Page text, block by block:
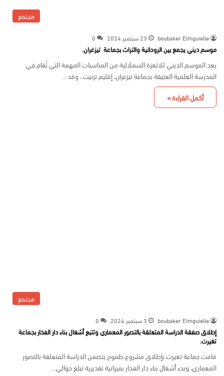
مجتمع
boubaker Elmguielle 23 سبتمبر 2024 0
موسم ديني يجمع بين الروحانية والتراث بجماعة تيزغران.
يعد الموسم الديني للاتعزة السملالية من المناسبات المهمة التي تُقام في
المدرسة العلمية العتيقة بجماعة تيزغران، إقليم تزنيت ، وقد…
أكمل القراءة »
مجتمع
boubaker Elmguielle 3 سبتمبر 2024 0
إطلاق صفقة الدراسة المتعلقة بالتصور المعماري وتتبع أشغال بناء دار الفخار بجماعة
تغيرت.
قامت جماعة تغيرت بإطلاق مشروع طموح يتضمن الدراسة المتعلقة بالتصور
المعماري، وبدء أشغال بناء دار الفخار بميزانية تقديرية تبلغ حوالي…